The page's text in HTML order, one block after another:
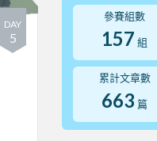
DAY
5
參賽組數
157 組
累計文章數
663 篇